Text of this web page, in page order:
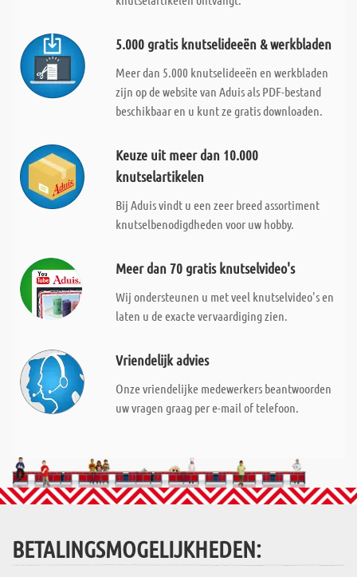
5.000 gratis knutselideeën & werkbladen
Meer dan 5.000 knutselideeën en werkbladen
zijn op de website van Aduis als PDF-bestand
beschikbaar en u kunt ze gratis downloaden.
Keuze uit meer dan 10.000
knutselartikelen
Bij Aduis vindt u een zeer breed assortiment
knutselbenodigdheden voor uw hobby.
Meer dan 70 gratis knutselvideo's
Wij ondersteunen u met veel knutselvideo's en
laten u de exacte vervaardiging zien.
Vriendelijk advies
Onze vriendelijke medewerkers beantwoorden
uw vragen graag per e-mail of telefoon.
BETALINGSMOGELIJKHEDEN: